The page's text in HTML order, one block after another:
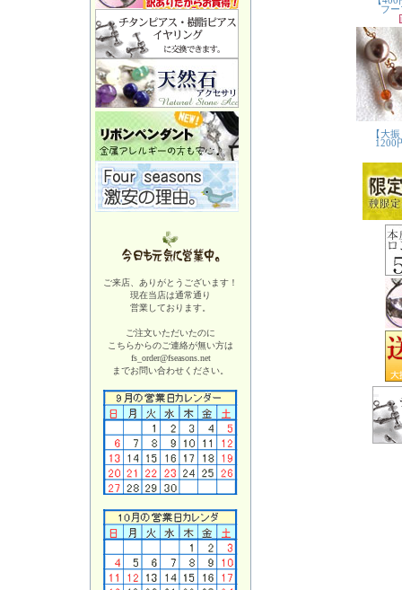
ご来店、ありがとうございます！
現在当店は通常通り
営業しております。
ご注文いただいたのに
こちらからのご連絡が無い方は
fs_order@fseasons.net
までお問い合わせください。